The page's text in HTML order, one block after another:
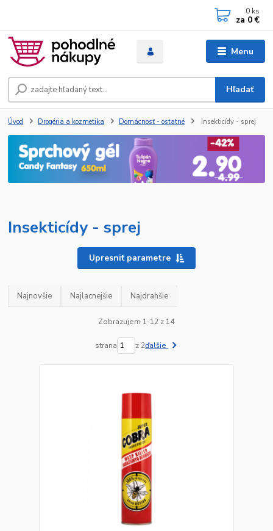
Menu
Hľadať
0 ks
za 0 €
Úvod Drogéria a kozmetika Domácnosť - ostatné Insekticídy - sprej
Insekticídy - sprej
Upresniť parametre
Najnovšie Najlacnejšie Najdrahšie
Zobrazujem 1-12 z 14
strana z 2ďalšie